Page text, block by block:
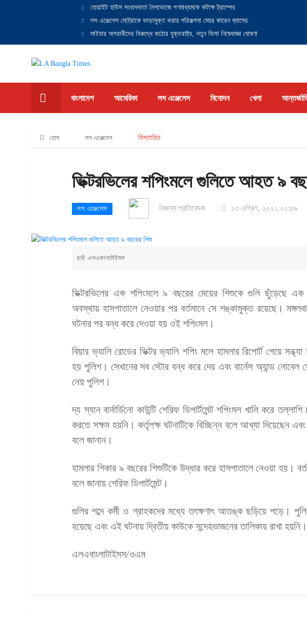
হোয়াইট হাউস সংবাদদাতা নৈশভোজে গণমাধ্যমকে কটাক্ষ ট্রাম্পের
লস এঞ্জেলেস মেট্রোকে ভাড়ামুক্ত করার পরিকল্পনা মেয়র কারেন ব্যাসের
সাইবার অপরাধীদের বিরুদ্ধে কঠোর যুক্তরাষ্ট্র, নতুন ভিসা নিষেধাজ্ঞা ঘোষণা
বাংলাদেশ আমেরিকা লস এঞ্জেলেস বিনোদন খেলা
হোম লস এঞ্জেলেস বিস্তারিত
ভিক্টরভিলের শপিংমলে গুলিতে আহত ৯
লস এঞ্জেলেস নিজস্ব প্রতিবেদক ১৩ এপ্রিল, ২০২২ ০১:৫৬
ছবি: এলএবাংলাটাইমস
ভিক্টরভিলের এক শপিংমলে ৯ বছরের মেয়ের শিশুকে গুলি ছুঁড়েছে এক
অবস্থায় হাসপাতালে নেওয়ার পর বর্তমানে সে শঙ্কামুক্ত রয়েছে।
ঘটনার পর বন্ধ করে দেওয়া হয় ওই শপিংমল।
বিয়ার ভ্যালি রোডের ভিক্টর ভ্যালি শপিং মলে হামলার রিপোর্ট পেয়ে
হয় পুলিশ। সেখানের সব স্টোর বন্ধ করে দেয় এবং বার্নেস অ্যান্ড নোবেল
নেয় পুলিশ।
দ্য স্যান বার্নার্ডিনো কাউন্টি শেরিফ ডিপার্টমেন্ট শপিংমল খালি করে
করতে সক্ষম হয়নি। কর্তৃপক্ষ ঘটনাটিকে বিচ্ছিন্ন বলে আখ্যা দিয়েছেন
বলে জানান।
হামলার শিকার ৯ বছরের শিশুটিকে উদ্ধার করে হাসপাতালে নেওয়া হয়।
বলে জানায় শেরিফ ডিপার্টমেন্ট।
গুলির শব্দে কর্মী ও গ্রাহকদের মধ্যে তৎক্ষণাৎ আতঙ্ক ছড়িয়ে পড়ে।
হয়েছে এবং এই ঘটনায় দ্বিতীয় কাউকে সন্দেহভাজনের তালিকায় রাখা হয়নি।
এলএবাংলাটাইমস/ওএম